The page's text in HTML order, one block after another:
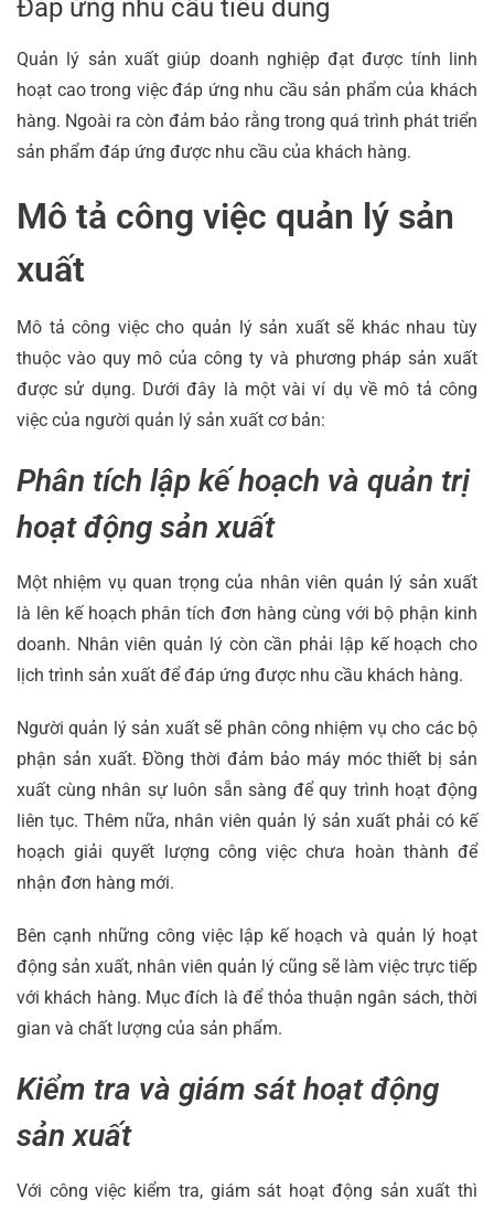
Đáp ứng nhu cầu tiêu dùng
Quản lý sản xuất giúp doanh nghiệp đạt được tính linh
hoạt cao trong việc đáp ứng nhu cầu sản phẩm của khách
hàng. Ngoài ra còn đảm bảo rằng trong quá trình phát triển
sản phẩm đáp ứng được nhu cầu của khách hàng.
Mô tả công việc quản lý sản
xuất
Mô tả công việc cho quản lý sản xuất sẽ khác nhau tùy
thuộc vào quy mô của công ty và phương pháp sản xuất
được sử dụng. Dưới đây là một vài ví dụ về mô tả công
việc của người quản lý sản xuất cơ bản:
Phân tích lập kế hoạch và quản trị
hoạt động sản xuất
Một nhiệm vụ quan trọng của nhân viên quản lý sản xuất
là lên kế hoạch phân tích đơn hàng cùng với bộ phận kinh
doanh. Nhân viên quản lý còn cần phải lập kế hoạch cho
lịch trình sản xuất để đáp ứng được nhu cầu khách hàng.
Người quản lý sản xuất sẽ phân công nhiệm vụ cho các bộ
phận sản xuất. Đồng thời đảm bảo máy móc thiết bị sản
xuất cùng nhân sự luôn sẵn sàng để quy trình hoạt động
liên tục. Thêm nữa, nhân viên quản lý sản xuất phải có kế
hoạch giải quyết lượng công việc chưa hoàn thành để
nhận đơn hàng mới.
Bên cạnh những công việc lập kế hoạch và quản lý hoạt
động sản xuất, nhân viên quản lý cũng sẽ làm việc trực tiếp
với khách hàng. Mục đích là để thỏa thuận ngân sách, thời
gian và chất lượng của sản phẩm.
Kiểm tra và giám sát hoạt động
sản xuất
Với công việc kiểm tra, giám sát hoạt động sản xuất thì